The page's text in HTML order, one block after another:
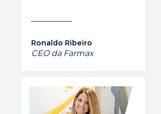
Ronaldo Ribeiro
CEO da Farmax